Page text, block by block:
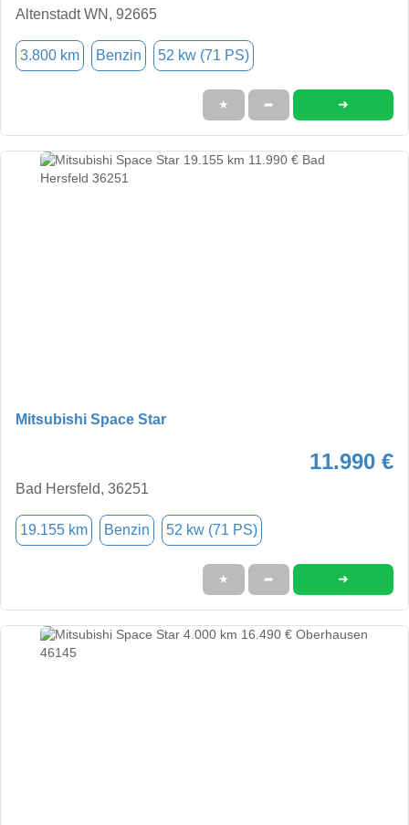
Altenstadt WN, 92665
3.800 km Benzin 52 kw (71 PS)
★ ➦ ➜
Mitsubishi Space Star
11.990 €
Bad Hersfeld, 36251
19.155 km Benzin 52 kw (71 PS)
★ ➦ ➜